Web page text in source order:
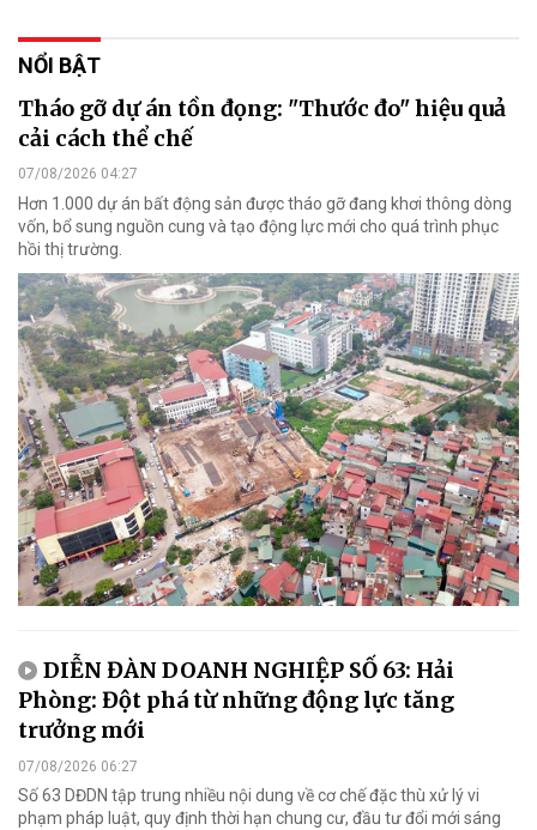
NỔI BẬT
Tháo gỡ dự án tồn đọng: "Thước đo" hiệu quả
cải cách thể chế
07/08/2026 04:27
Hơn 1.000 dự án bất động sản được tháo gỡ đang khơi thông dòng
vốn, bổ sung nguồn cung và tạo động lực mới cho quá trình phục
hồi thị trường.
DIỄN ĐÀN DOANH NGHIỆP SỐ 63: Hải
Phòng: Đột phá từ những động lực tăng
trưởng mới
07/08/2026 06:27
Số 63 DĐDN tập trung nhiều nội dung về cơ chế đặc thù xử lý vi
phạm pháp luật, quy định thời hạn chung cư, đầu tư đổi mới sáng